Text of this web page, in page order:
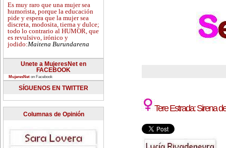
Es muy raro que una mujer sea
humorista, porque la educación
pide y espera que la mujer sea
discreta, modosita, tierna y dulce;
todo lo contrario al HUMOR, que
es revulsivo, irónico y
jodido:Maitena Burundarena
Unete a MujeresNet en
FACEBOOK
MujeresNet on Facebook
SÍGUENOS EN TWITTER
Columnas de Opinión
Tere Estrada: Sirena